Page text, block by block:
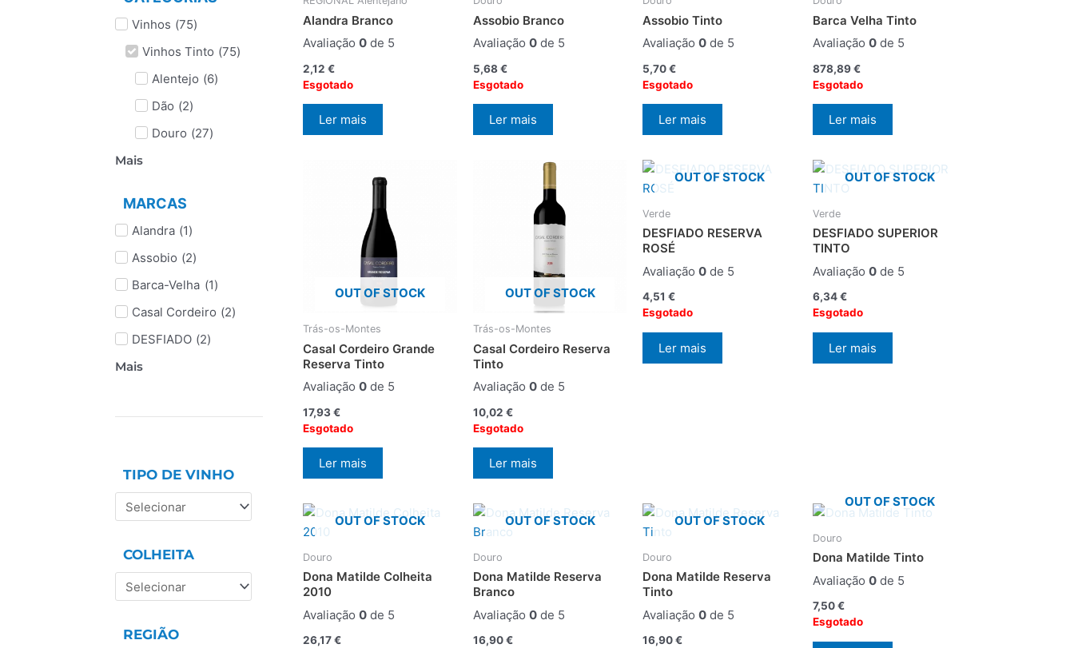
Vinhos (75)
Vinhos Tinto (75)
Alentejo (6)
Dão (2)
Douro (27)
Mais
MARCAS
Alandra (1)
Assobio (2)
Barca-Velha (1)
Casal Cordeiro (2)
DESFIADO (2)
Mais
TIPO DE VINHO
COLHEITA
REGIÃO
Alandra Branco
Avaliação0 de 5
2,12€
Esgotado
Ler mais
Assobio Branco
Avaliação 0de 5
5,68€
Esgotado
Ler mais
Assobio Tinto
Avaliação0 de 5
5,70€
Esgotado
Ler mais
Barca Velha Tinto
Avaliação0 de 5
878,89€
Esgotado
Ler mais
OUT OF STOCK
Trás-os-Montes
Casal Cordeiro Grande
Reserva Tinto
Avaliação0 de 5
17,93€
Esgotado
Ler mais
OUT OF STOCK
Trás-os-Montes
Casal Cordeiro Reserva
Tinto
Avaliação 0de 5
10,02 €
Esgotado
Ler mais
OUT OF STOCK
Verde
DESFIADO RESERVA
ROSÉ
Avaliação0 de 5
4,51€
Esgotado
Ler mais
OUT OF STOCK
Verde
DESFIADO SUPERIOR
TINTO
Avaliação0 de 5
6,34€
Esgotado
Ler mais
OUT OF STOCK
Douro
Dona Matilde Colheita
2010
Avaliação0 de 5
26,17€
OUT OF STOCK
Douro
Dona Matilde Reserva
Branco
Avaliação 0de 5
16,90€
OUT OF STOCK
Douro
Dona Matilde Reserva
Tinto
Avaliação0 de 5
16,90€
OUT OF STOCK
Douro
Dona Matilde Tinto
Avaliação0 de 5
7,50€
Esgotado